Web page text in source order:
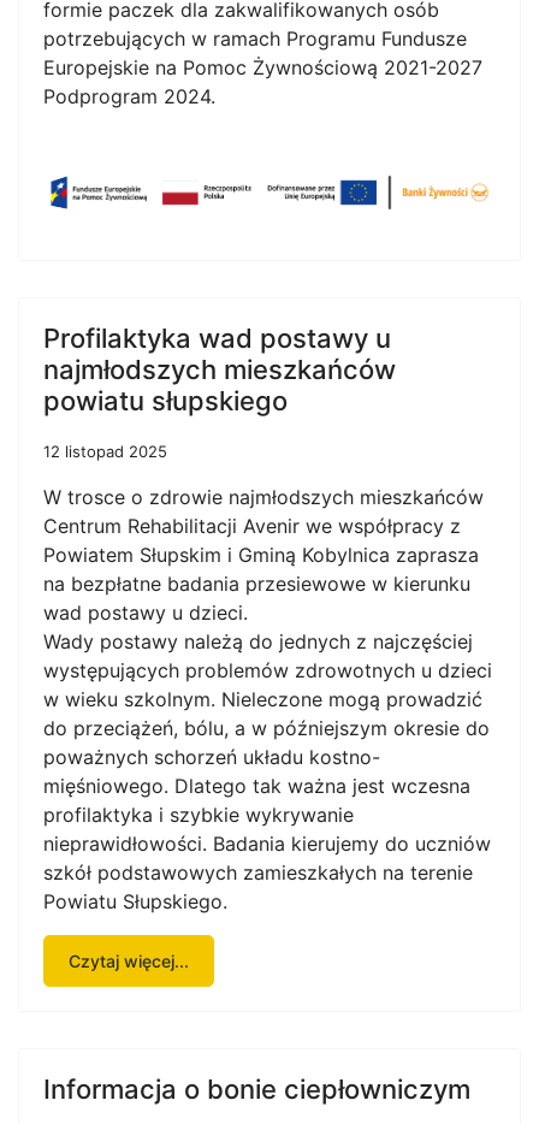
formie paczek dla zakwalifikowanych osób
potrzebujących w ramach Programu Fundusze
Europejskie na Pomoc Żywnościową 2021-2027
Podprogram 2024.
Profilaktyka wad postawy u
najmłodszych mieszkańców
powiatu słupskiego
12 listopad 2025
W trosce o zdrowie najmłodszych mieszkańców
Centrum Rehabilitacji Avenir we współpracy z
Powiatem Słupskim i Gminą Kobylnica zaprasza
na bezpłatne badania przesiewowe w kierunku
wad postawy u dzieci.
Wady postawy należą do jednych z najczęściej
występujących problemów zdrowotnych u dzieci
w wieku szkolnym. Nieleczone mogą prowadzić
do przeciążeń, bólu, a w późniejszym okresie do
poważnych schorzeń układu kostno-
mięśniowego. Dlatego tak ważna jest wczesna
profilaktyka i szybkie wykrywanie
nieprawidłowości. Badania kierujemy do uczniów
szkół podstawowych zamieszkałych na terenie
Powiatu Słupskiego.
Czytaj więcej...
Informacja o bonie ciepłowniczym